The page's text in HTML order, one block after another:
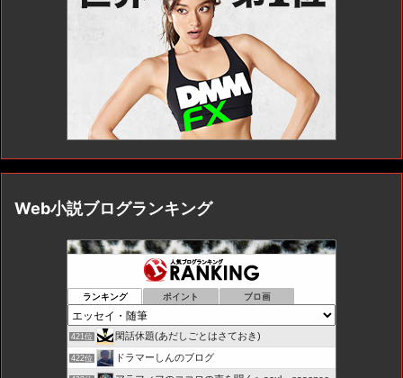
Web小説ブログランキング
ランキング ポイント ブロ画
421位 閑話休題(あだしごとはさておき)
422位 ドラマーしんのブログ